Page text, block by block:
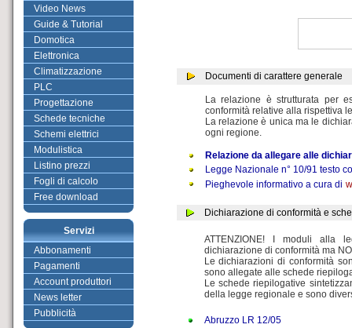
Video News
Guide & Tutorial
Domotica
Elettronica
Climatizzazione
PLC
Progettazione
Schede tecniche
Schemi elettrici
Modulistica
Listino prezzi
Fogli di calcolo
Free download
Servizi
Abbonamenti
Pagamenti
Account produttori
News letter
Pubblicità
Documenti di carattere generale
La relazione è strutturata per
conformità relative alla rispettiva
La relazione è unica ma le
ogni regione.
Relazione da allegare alle
Legge Nazionale n° 10/91 testo
Pieghevole informativo a cura di
Dichiarazione di conformità e
ATTENZIONE! I moduli alla
dichiarazione di conformità ma
Le dichiarazioni di conformità
sono allegate alle schede
Le schede riepilogative
della legge regionale e sono
Abruzzo LR 12/05